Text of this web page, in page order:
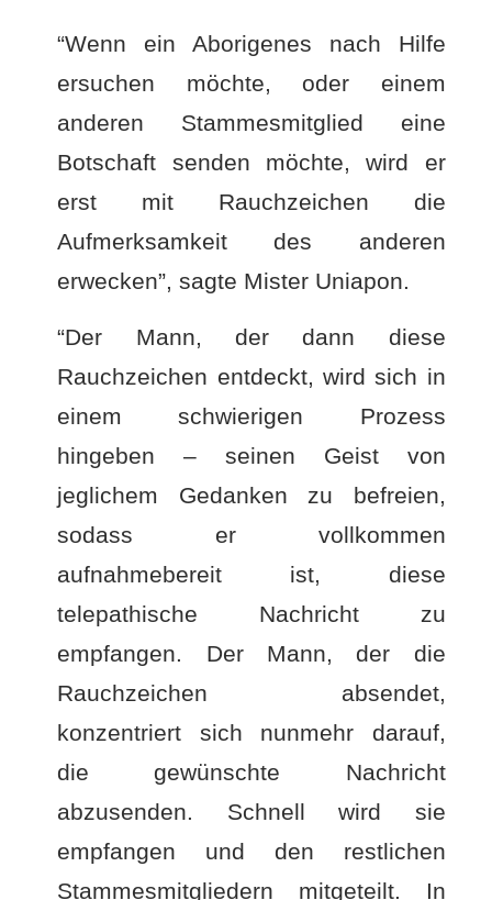
“Wenn ein Aborigenes nach Hilfe
ersuchen möchte, oder einem
anderen Stammesmitglied eine
Botschaft senden möchte, wird er
erst mit Rauchzeichen die
Aufmerksamkeit des anderen
erwecken”, sagte Mister Uniapon.
“Der Mann, der dann diese
Rauchzeichen entdeckt, wird sich in
einem schwierigen Prozess
hingeben – seinen Geist von
jeglichem Gedanken zu befreien,
sodass er vollkommen
aufnahmebereit ist, diese
telepathische Nachricht zu
empfangen. Der Mann, der die
Rauchzeichen absendet,
konzentriert sich nunmehr darauf,
die gewünschte Nachricht
abzusenden. Schnell wird sie
empfangen und den restlichen
Stammesmitgliedern mitgeteilt. In